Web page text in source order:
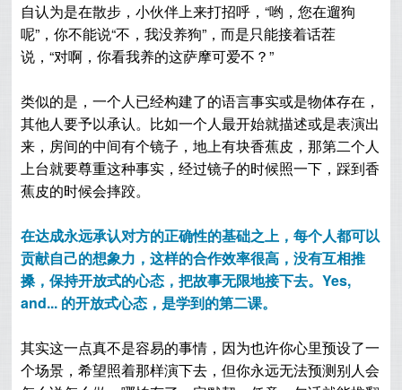
自认为是在散步，小伙伴上来打招呼，“哟，您在遛狗
呢”，你不能说“不，我没养狗”，而是只能接着话茬
说，“对啊，你看我养的这萨摩可爱不？”
类似的是，一个人已经构建了的语言事实或是物体存在，
其他人要予以承认。比如一个人最开始就描述或是表演出
来，房间的中间有个镜子，地上有块香蕉皮，那第二个人
上台就要尊重这种事实，经过镜子的时候照一下，踩到香
蕉皮的时候会摔跤。
在达成永远承认对方的正确性的基础之上，每个人都可以
贡献自己的想象力，这样的合作效率很高，没有互相推
搡，保持开放式的心态，把故事无限地接下去。Yes,
and... 的开放式心态，是学到的第二课。
其实这一点真不是容易的事情， 因为也许你心里预设了一
个场景，希望照着那样演下去，但你永远无法预测别人会